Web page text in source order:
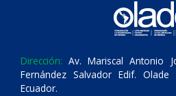
Dirección: Av. Mariscal Antonio
Fernández Salvador Edif.
Ecuador.